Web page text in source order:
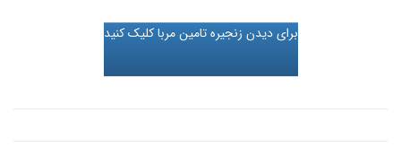
برای دیدن زنجیره تامین مربا کلیک کنید